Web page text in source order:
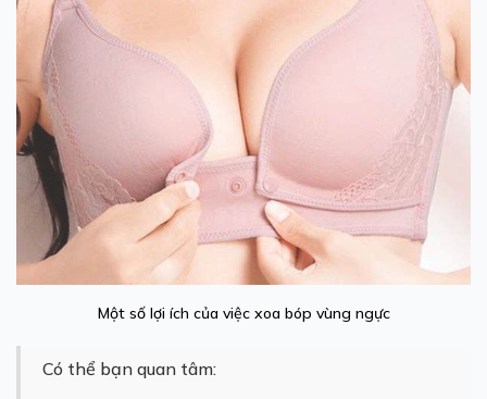
Một số lợi ích của việc xoa bóp vùng ngực
Có thể bạn quan tâm: